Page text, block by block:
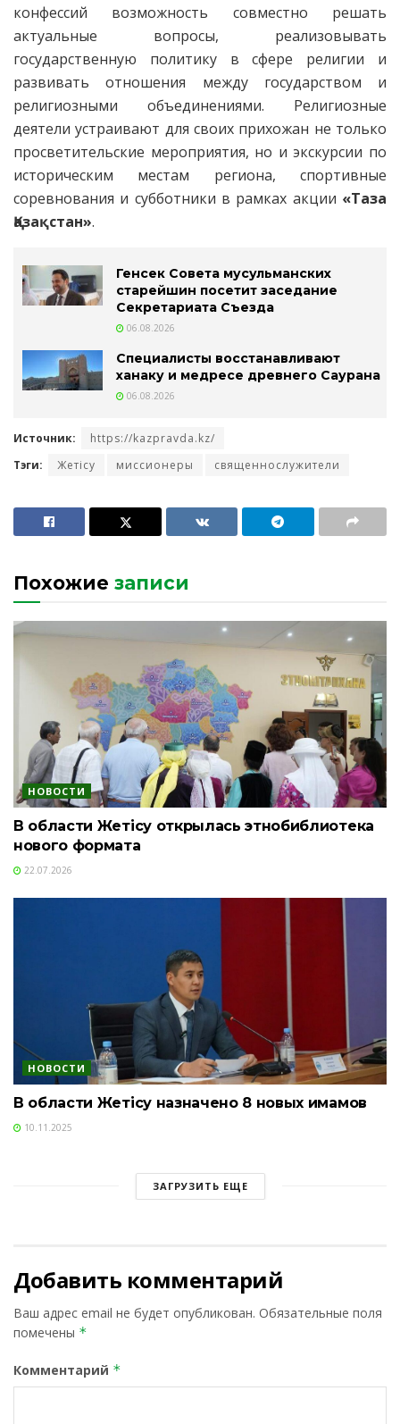
конфессий возможность совместно решать
актуальные вопросы, реализовывать
государственную политику в сфере религии и
развивать отношения между государством и
религиозными объединениями. Религиозные
деятели устраивают для своих прихожан не только
просветительские мероприятия, но и экскурсии по
историческим местам региона, спортивные
соревнования и субботники в рамках акции «Таза
Қазақстан».
Генсек Совета мусульманских
старейшин посетит заседание
Секретариата Съезда
06.08.2026
Специалисты восстанавливают
ханаку и медресе древнего Саурана
06.08.2026
Источник:
https://kazpravda.kz/
Тэги:
Жетісу миссионеры священнослужители
Похожие записи
НОВОСТИ
В области Жетісу открылась этнобиблиотека
нового формата
22.07.2026
НОВОСТИ
В области Жетісу назначено 8 новых имамов
10.11.2025
ЗАГРУЗИТЬ ЕЩЕ
Добавить комментарий
Ваш адрес email не будет опубликован. Обязательные поля
помечены *
Комментарий *